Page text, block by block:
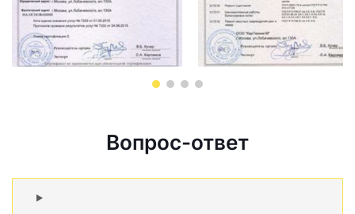
Вопрос-ответ